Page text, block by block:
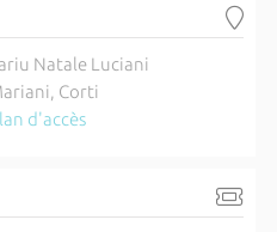
Natale Luciani
Corti
d'accès